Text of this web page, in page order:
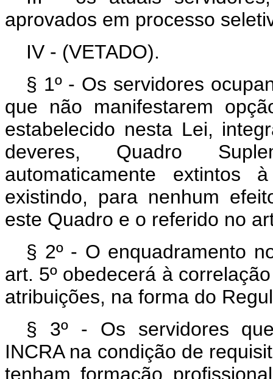
aprovados em processo
IV - (VETADO).
§ 1º - Os servidores
que não manifestarem
estabelecido nesta Lei,
deveres, Quadro
automaticamente
existindo, para nenhum
este Quadro e o referido no
§ 2º - O enquadramento
art. 5º obedecerá à
atribuições, na forma do
§ 3º - Os servidores
INCRA na condição de
tenham formação